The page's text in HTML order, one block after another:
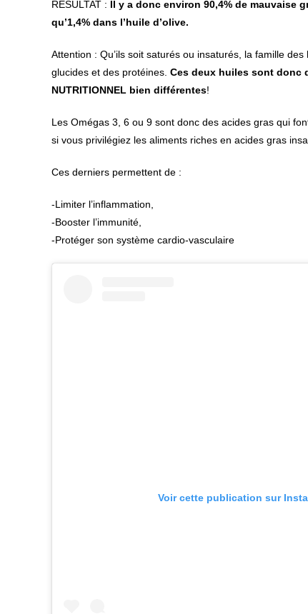
RESULTAT : Il y a donc environ 90,4% de mauvaise
qu’1,4% dans l’huile d’olive.
Attention : Qu’ils soit saturés ou insaturés, la famille
glucides et des protéines. Ces deux huiles sont donc
NUTRITIONNEL bien différentes!
Les Omégas 3, 6 ou 9 sont donc des acides gras qui
si vous privilégiez les aliments riches en acides gras
Ces derniers permettent de :
-Limiter l’inflammation,
-Booster l’immunité,
-Protéger son système cardio-vasculaire
Voir cette publication sur